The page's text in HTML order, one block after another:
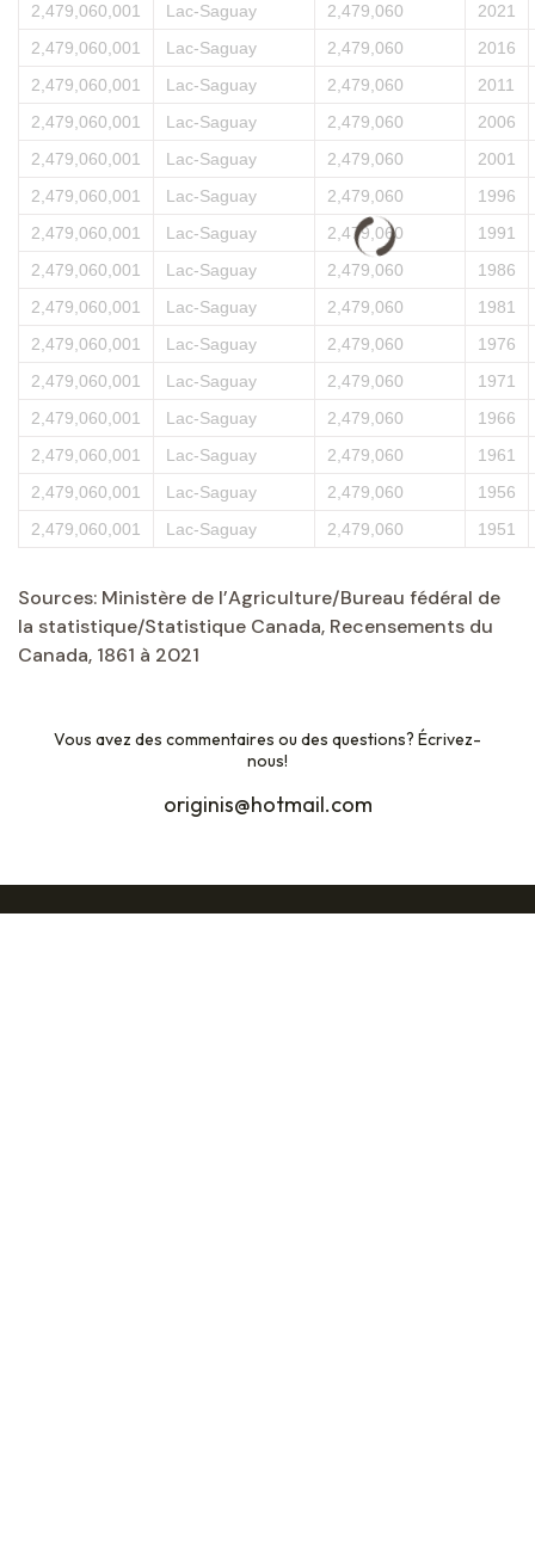
2,479,060,001 Lac-Saguay 2,479,060
2021
2,479,060,001
Lac-Saguay 2,479,060
2016
2,479,060,001
Lac-Saguay 2,479,060
2011
2,479,060,001
Lac-Saguay 2,479,060
2006
2,479,060,001
Lac-Saguay 2,479,060
2001
2,479,060,001
Lac-Saguay 2,479,060
1996
2,479,060,001
Lac-Saguay 2,479,060
1991
2,479,060,001
Lac-Saguay 2,479,060
1986
2,479,060,001
Lac-Saguay 2,479,060
1981
2,479,060,001
Lac-Saguay 2,479,060
1976
2,479,060,001
Lac-Saguay 2,479,060
1971
2,479,060,001
Lac-Saguay 2,479,060
1966
2,479,060,001
Lac-Saguay 2,479,060
1961
2,479,060,001
Lac-Saguay 2,479,060
1956
2,479,060,001
Lac-Saguay 2,479,060 1951
Sources: Ministère de l’Agriculture/Bureau fédéral de
la statistique/Statistique Canada, Recensements du
Canada, 1861 à 2021
Vous avez des commentaires ou des questions? Écrivez-
nous!
originis@hotmail.com